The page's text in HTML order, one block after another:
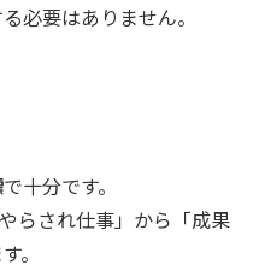
必要はありません。
で十分です。
らされ仕事」から「成果
。